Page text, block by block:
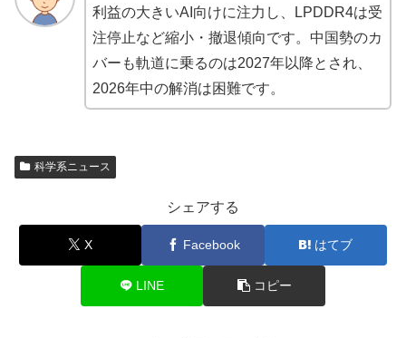
利益の大きいAI向けに注力し、LPDDR4は受
注停止など縮小・撤退傾向です。中国勢のカ
バーも軌道に乗るのは2027年以降とされ、
2026年中の解消は困難です。
科学系ニュース
シェアする
X Facebook はてブ
LINE コピー